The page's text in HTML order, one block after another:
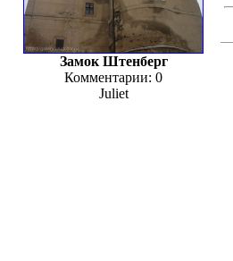
Замок Штенберг
Комментарии: 0
Juliet